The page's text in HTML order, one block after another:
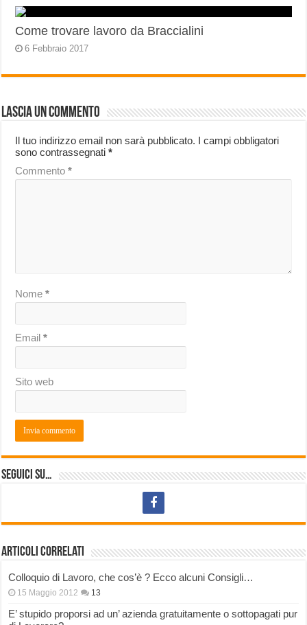
Come trovare lavoro da Braccialini
6 Febbraio 2017
Lascia un commento
Il tuo indirizzo email non sarà pubblicato. I campi obbligatori
sono contrassegnati*
Commento*
Nome*
Email*
Sito web
Seguici su…
Articoli correlati
Colloquio di Lavoro, che cos’è ? Ecco alcuni Consigli…
15 Maggio 2012 13
E’ stupido proporsi ad un’ azienda gratuitamente o sottopagati pur